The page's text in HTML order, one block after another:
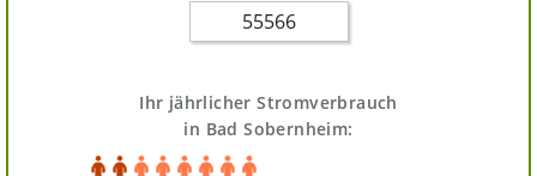
Ihr jährlicher Stromverbrauch
in Bad Sobernheim: